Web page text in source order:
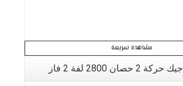
مشاهدة سريعة
حصان 2800 لفة 2 فاز